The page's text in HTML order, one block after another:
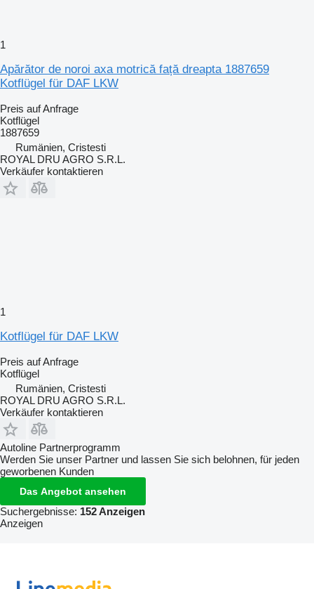
1
Apărător de noroi axa motrică față dreapta 1887659
Kotflügel für DAF LKW
Preis auf Anfrage
Kotflügel
1887659
Rumänien, Cristesti
ROYAL DRU AGRO S.R.L.
Verkäufer kontaktieren
1
Kotflügel für DAF LKW
Preis auf Anfrage
Kotflügel
Rumänien, Cristesti
ROYAL DRU AGRO S.R.L.
Verkäufer kontaktieren
Autoline Partnerprogramm
Werden Sie unser Partner und lassen Sie sich belohnen, für jeden
geworbenen Kunden
Das Angebot ansehen
Suchergebnisse: 152 Anzeigen
Anzeigen